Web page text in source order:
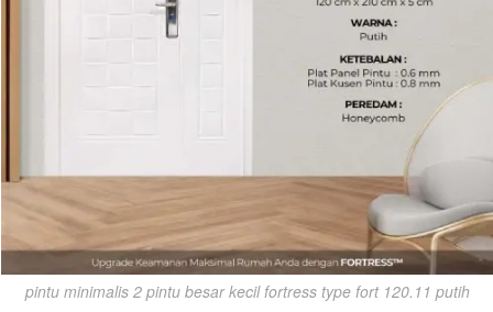
pintu minimalis 2 pintu besar kecil fortress type fort 120.11 putih